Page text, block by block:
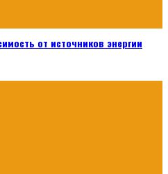
от источников энергии